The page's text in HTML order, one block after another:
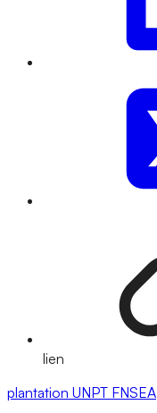
lien
plantation UNPT FNSEA